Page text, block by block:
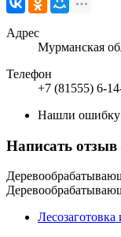
Адрес
Мурманская
Телефон
+7 (81555) 6-
Нашли ошибку
Написать отзыв
Лесозаготовка